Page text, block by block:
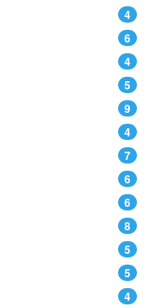
4
6
4
5
9
4
7
6
6
8
5
5
4